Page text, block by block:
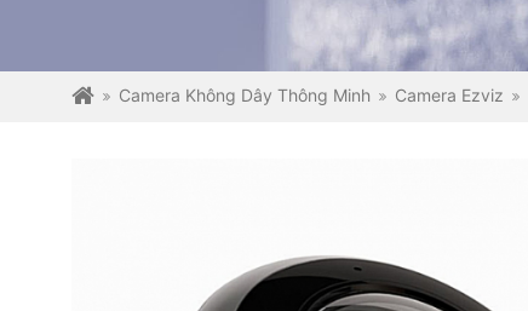
Camera Không Dây Thông Minh Camera Ezviz